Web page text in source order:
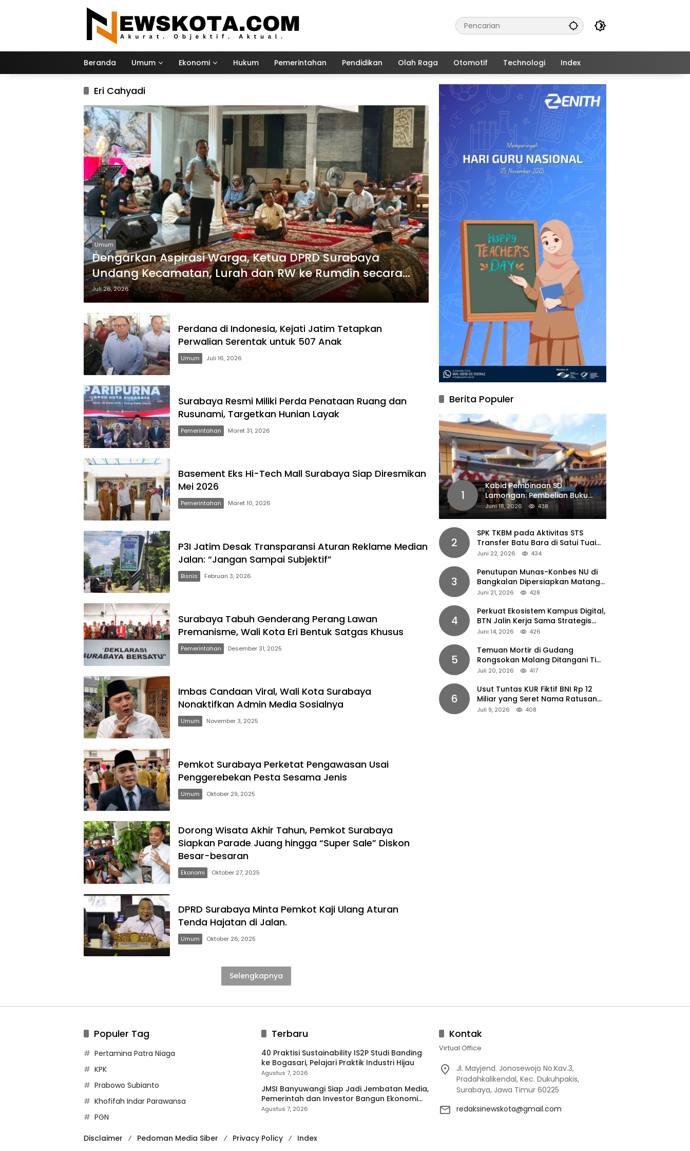
Beranda Umum Ekonomi Hukum Pemerintahan Pendidikan Olah Raga Otomotif Technologi Index
Eri Cahyadi
Umum
Dengarkan Aspirasi Warga, Ketua DPRD Surabaya
Undang Kecamatan, Lurah dan RW ke Rumdin secara
Bergilir
Juli 26, 2026
Perdana di Indonesia, Kejati Jatim Tetapkan
Perwalian Serentak untuk 507 Anak
Umum Juli 16, 2026
Surabaya Resmi Miliki Perda Penataan Ruang dan
Rusunami, Targetkan Hunian Layak
Pemerintahan Maret 31, 2026
Basement Eks Hi-Tech Mall Surabaya Siap Diresmikan
Mei 2026
Pemerintahan Maret 10, 2026
P3I Jatim Desak Transparansi Aturan Reklame Median
Jalan: “Jangan Sampai Subjektif”
Bisnis Februari 3, 2026
Surabaya Tabuh Genderang Perang Lawan
Premanisme, Wali Kota Eri Bentuk Satgas Khusus
Pemerintahan Desember 31, 2025
Imbas Candaan Viral, Wali Kota Surabaya
Nonaktifkan Admin Media Sosialnya
Umum November 3, 2025
Pemkot Surabaya Perketat Pengawasan Usai
Penggerebekan Pesta Sesama Jenis
Umum Oktober 29, 2025
Dorong Wisata Akhir Tahun, Pemkot Surabaya
Siapkan Parade Juang hingga “Super Sale” Diskon
Besar-besaran
Ekonomi Oktober 27, 2025
DPRD Surabaya Minta Pemkot Kaji Ulang Aturan
Tenda Hajatan di Jalan.
Umum Oktober 26, 2025
Selengkapnya
Berita Populer
1
Kabid Pembinaan SD
Lamongan: Pembelian Buku
Pendamping Tidak Boleh
Dipaksakan
Juni 18, 2026 438
2
SPK TKBM pada Aktivitas STS
Transfer Batu Bara di Satui Tuai
Sorotan
Juni 22, 2026 434
3
Penutupan Munas-Konbes NU di
Bangkalan Dipersiapkan Matang,
Gus Ipul Turun Tangan
Juni 21, 2026 428
4
Perkuat Ekosistem Kampus Digital,
BTN Jalin Kerja Sama Strategis
dengan UNAIR
Juni 14, 2026 426
5
Temuan Mortir di Gudang
Rongsokan Malang Ditangani Tim
Gegana Polda Jatim
Juli 20, 2026 417
6
Usut Tuntas KUR Fiktif BNI Rp 12
Miliar yang Seret Nama Ratusan
Petani Jember
Juli 9, 2026 408
Populer Tag
Pertamina Patra Niaga
KPK
Prabowo Subianto
Khofifah Indar Parawansa
PGN
Terbaru
40 Praktisi Sustainability IS2P Studi Banding
ke Bogasari, Pelajari Praktik Industri Hijau
Agustus 7, 2026
JMSI Banyuwangi Siap Jadi Jembatan Media,
Pemerintah dan Investor Bangun Ekonomi
Daerah
Agustus 7, 2026
Kontak
Virtual Office
Jl. Mayjend. Jonosewojo No.Kav.3,
Pradahkalikendal, Kec. Dukuhpakis,
Surabaya, Jawa Timur 60225
redaksinewskota@gmail.com
Disclaimer Pedoman Media Siber Privacy Policy Index